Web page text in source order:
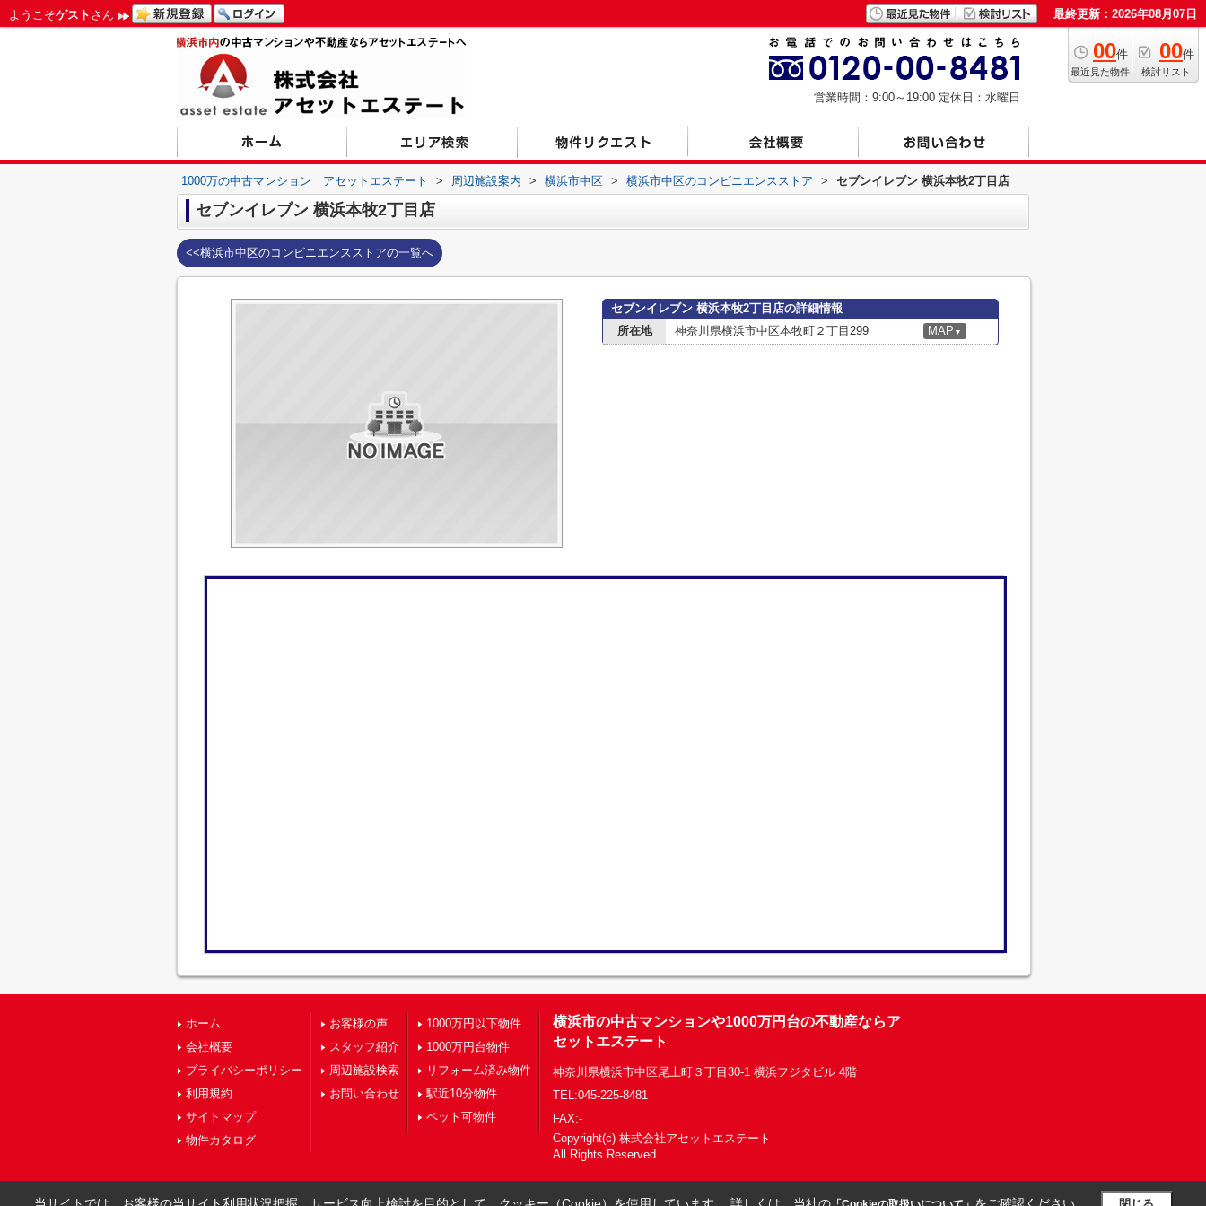
ようこそゲスト さん 最終更新：2026年08月07日
00件
最近見た物件
00件
検討リスト
営業時間：9:00～19:00 定休日：水曜日
1000万の中古マンション アセットエステート > 周辺施設案内 > 横浜市中区 > 横浜市中区のコンビニエンスストア > セブンイレブン 横浜本牧2丁目店
セブンイレブン 横浜本牧2丁目店
<<横浜市中区のコンビニエンスストアの一覧へ
セブンイレブン 横浜本牧2丁目店の詳細情報
所在地
神奈川県横浜市中区本牧町２丁目299 MAP ▼
ホーム
会社概要
プライバシーポリシー
利用規約
サイトマップ
物件カタログ
お客様の声
スタッフ紹介
周辺施設検索
お問い合わせ
1000万円以下物件
1000万円台物件
リフォーム済み物件
駅近10分物件
ペット可物件
横浜市の中古マンションや1000万円台の不動産ならア
セットエステート
神奈川県横浜市中区尾上町３丁目30-1 横浜フジタビル 4階
TEL:045-225-8481
FAX:-
Copyright(c) 株式会社アセットエステート
All Rights Reserved.
閉じる